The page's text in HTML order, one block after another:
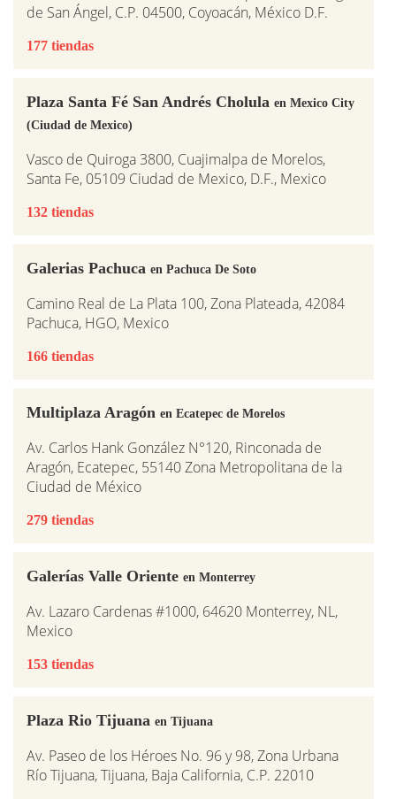
de San Ángel, C.P. 04500, Coyoacán, México D.F.
177 tiendas
Plaza Santa Fé San Andrés Cholula en Mexico City
(Ciudad de Mexico)
Vasco de Quiroga 3800, Cuajimalpa de Morelos,
Santa Fe, 05109 Ciudad de Mexico, D.F., Mexico
132 tiendas
Galerias Pachuca en Pachuca De Soto
Camino Real de La Plata 100, Zona Plateada, 42084
Pachuca, HGO, Mexico
166 tiendas
Multiplaza Aragón en Ecatepec de Morelos
Av. Carlos Hank González N°120, Rinconada de
Aragón, Ecatepec, 55140 Zona Metropolitana de la
Ciudad de México
279 tiendas
Galerías Valle Oriente en Monterrey
Av. Lazaro Cardenas #1000, 64620 Monterrey, NL,
Mexico
153 tiendas
Plaza Rio Tijuana en Tijuana
Av. Paseo de los Héroes No. 96 y 98, Zona Urbana
Río Tijuana, Tijuana, Baja California, C.P. 22010